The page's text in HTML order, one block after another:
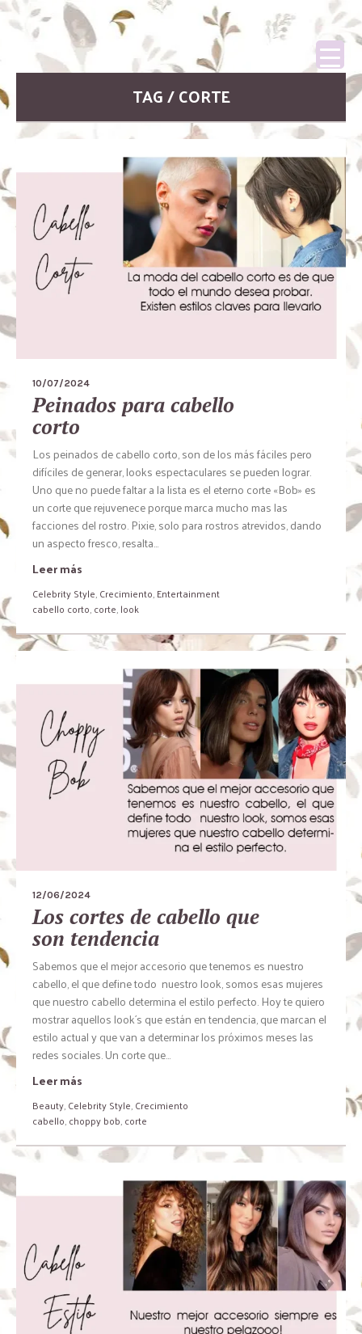
TAG / CORTE
10/07/2024
Peinados para cabello
corto
Los peinados de cabello corto, son de los más fáciles pero
difíciles de generar, looks espectaculares se pueden lograr.
Uno que no puede faltar a la lista es el eterno corte «Bob» es
un corte que rejuvenece porque marca mucho mas las
facciones del rostro. Pixie, solo para rostros atrevidos, dando
un aspecto fresco, resalta...
Leer más
Celebrity Style,Crecimiento,Entertainment
cabello corto,corte,look
12/06/2024
Los cortes de cabello que
son tendencia
Sabemos que el mejor accesorio que tenemos es nuestro
cabello, el que define todo nuestro look, somos esas mujeres
que nuestro cabello determina el estilo perfecto. Hoy te quiero
mostrar aquellos look´s que están en tendencia, que marcan el
estilo actual y que van a determinar los próximos meses las
redes sociales. Un corte que...
Leer más
Beauty,Celebrity Style,Crecimiento
cabello,choppy bob,corte